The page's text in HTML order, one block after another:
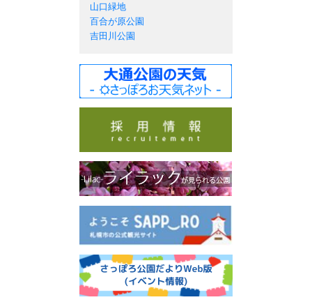
山口緑地
百合が原公園
吉田川公園